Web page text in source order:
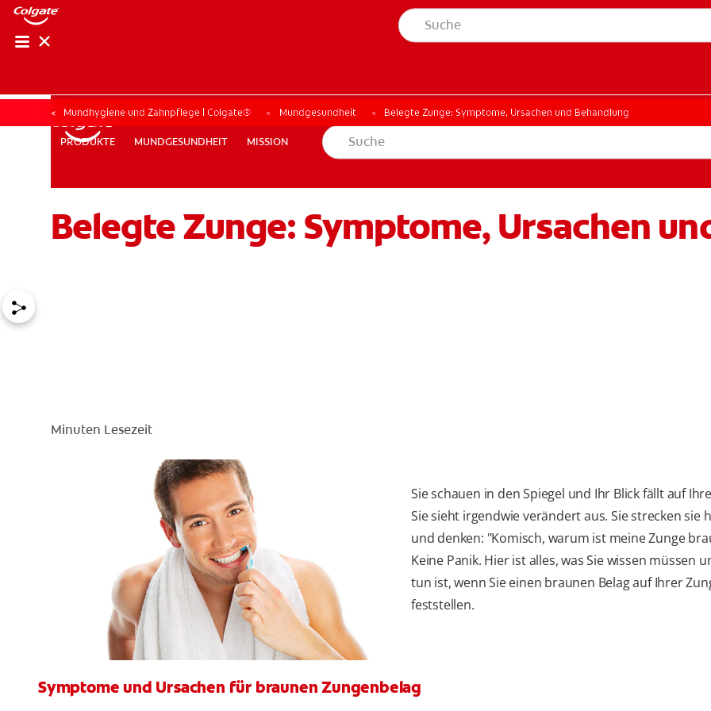
PRODUKTE MUNDGESUNDHEIT MISSION
FÜR FACHKREISE COLGATE® MARKENSHOP AT (DE)
PRODUKTE MUNDGESUNDHEIT MISSION
Mundhygiene und Zahnpflege | Colgate® Mundgesundheit Belegte Zunge: Symptome, Ursachen und Behandlung
Belegte Zunge: Symptome, Ursachen
Minuten Lesezeit
Sie schauen in den Spiegel und Ihr Blick fällt auf
Sie sieht irgendwie verändert aus. Sie strecken sie
und denken: "Komisch, warum ist meine Zunge
Keine Panik. Hier ist alles, was Sie wissen müssen
tun ist, wenn Sie einen braunen Belag auf Ihrer
feststellen.
Symptome und Ursachen für braunen Zungenbelag